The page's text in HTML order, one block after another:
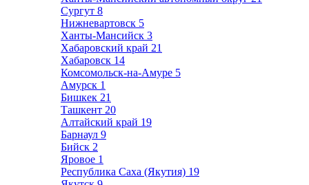
Сургут 8
Нижневартовск 5
Ханты-Мансийск 3
Хабаровский край 21
Хабаровск 14
Комсомольск-на-Амуре 5
Амурск 1
Бишкек 21
Ташкент 20
Алтайский край 19
Барнаул 9
Бийск 2
Яровое 1
Республика Саха (Якутия) 19